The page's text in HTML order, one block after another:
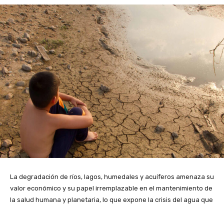
La degradación de ríos, lagos, humedales y acuíferos amenaza su
valor económico y su papel irremplazable en el mantenimiento de
la salud humana y planetaria, lo que expone la crisis del agua que